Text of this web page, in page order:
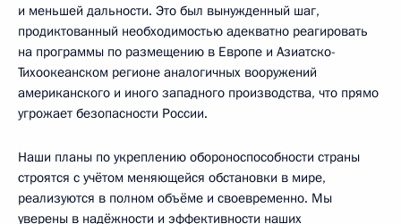
и меньшей дальности. Это был вынужденный шаг,
продиктованный необходимостью адекватно реагировать
на программы по размещению в Европе и Азиатско-
Тихоокеанском регионе аналогичных вооружений
американского и иного западного производства, что прямо
угрожает безопасности России.
Наши планы по укреплению обороноспособности страны
строятся с учётом меняющейся обстановки в мире,
реализуются в полном объёме и своевременно. Мы
уверены в надёжности и эффективности наших